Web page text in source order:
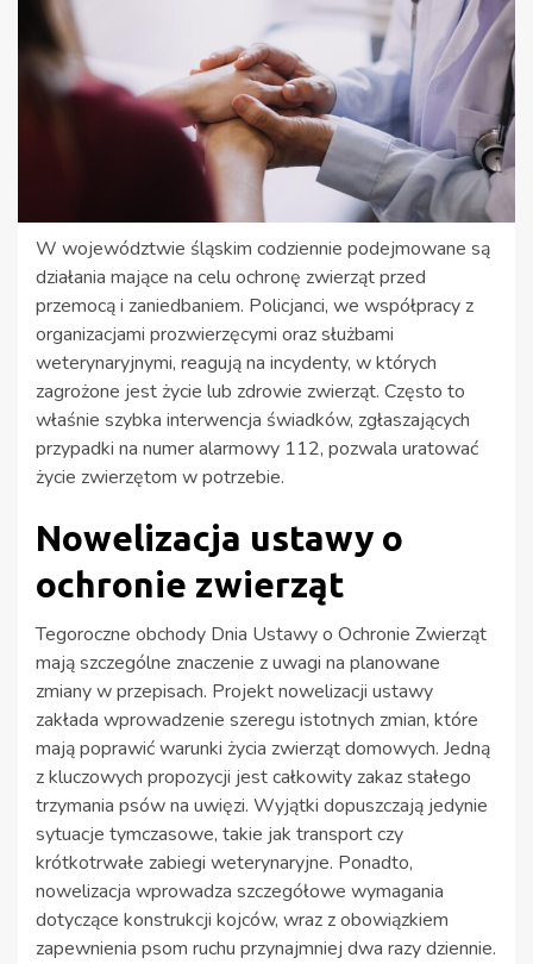
W województwie śląskim codziennie podejmowane są
działania mające na celu ochronę zwierząt przed
przemocą i zaniedbaniem. Policjanci, we współpracy z
organizacjami prozwierzęcymi oraz służbami
weterynaryjnymi, reagują na incydenty, w których
zagrożone jest życie lub zdrowie zwierząt. Często to
właśnie szybka interwencja świadków, zgłaszających
przypadki na numer alarmowy 112, pozwala uratować
życie zwierzętom w potrzebie.
Nowelizacja ustawy o
ochronie zwierząt
Tegoroczne obchody Dnia Ustawy o Ochronie Zwierząt
mają szczególne znaczenie z uwagi na planowane
zmiany w przepisach. Projekt nowelizacji ustawy
zakłada wprowadzenie szeregu istotnych zmian, które
mają poprawić warunki życia zwierząt domowych. Jedną
z kluczowych propozycji jest całkowity zakaz stałego
trzymania psów na uwięzi. Wyjątki dopuszczają jedynie
sytuacje tymczasowe, takie jak transport czy
krótkotrwałe zabiegi weterynaryjne. Ponadto,
nowelizacja wprowadza szczegółowe wymagania
dotyczące konstrukcji kojców, wraz z obowiązkiem
zapewnienia psom ruchu przynajmniej dwa razy dziennie.